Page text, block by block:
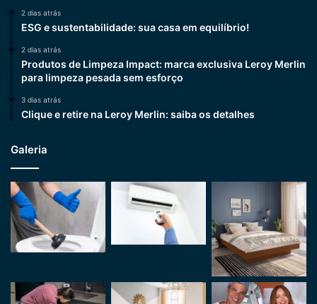
2 dias atrás
ESG e sustentabilidade: sua casa em equilíbrio!
2 dias atrás
Produtos de Limpeza Impact: marca exclusiva Leroy Merlin
para limpeza pesada sem esforço
3 dias atrás
Clique e retire na Leroy Merlin: saiba os detalhes
Galeria